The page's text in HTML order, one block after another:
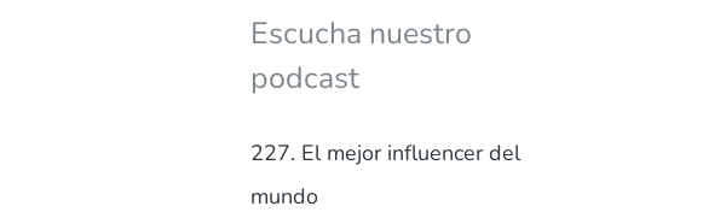
a
p
o
r
Escucha nuestro
podcast
227. El mejor influencer del
mundo